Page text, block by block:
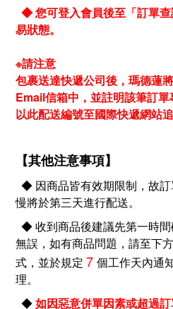
◆您可登入會員後至「訂單
易狀態。
※請注意
包裹送達快遞公司後，瑪德蓮
Email信箱中，並註明該筆訂
以此配送編號至國際快遞網站
【其他注意事項】
◆ 因商品皆有效期限制，故訂
慢將於第三天進行配送。
◆ 收到商品後建議先第一時
無誤，如有商品問題，請至下
式， 並於規定 7 個工作天內通
理。
◆如因惡意併單因素或超過